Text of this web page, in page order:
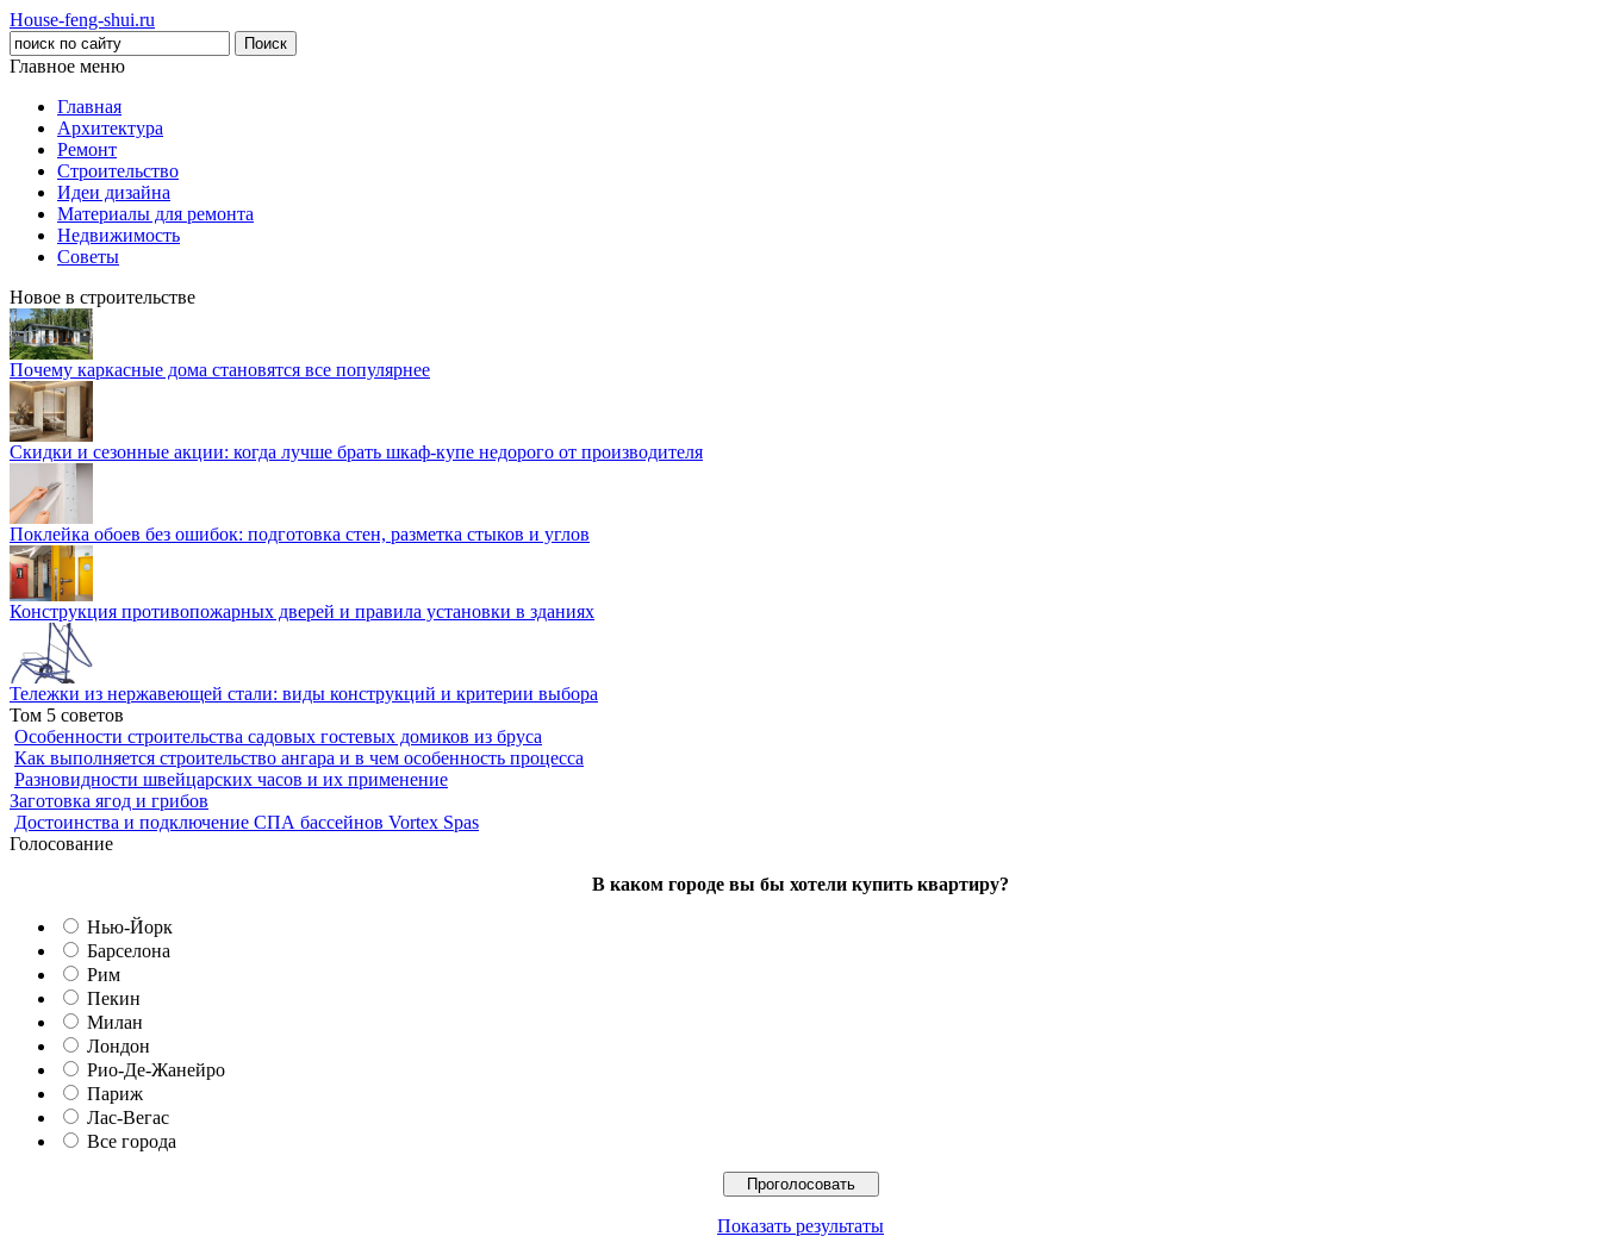
House-feng-shui.ru
Главное меню
Главная
Архитектура
Ремонт
Строительство
Идеи дизайна
Материалы для ремонта
Недвижимость
Советы
Новое в строительстве
Почему каркасные дома становятся все популярнее
Скидки и сезонные акции: когда лучше брать шкаф-купе недорого от производителя
Поклейка обоев без ошибок: подготовка стен, разметка стыков и углов
Конструкция противопожарных дверей и правила установки в зданиях
Тележки из нержавеющей стали: виды конструкций и критерии выбора
Том 5 советов
Особенности строительства садовых гостевых домиков из бруса
Как выполняется строительство ангара и в чем особенность процесса
Разновидности швейцарских часов и их применение
Заготовка ягод и грибов
Достоинства и подключение СПА бассейнов Vortex Spas
Голосование
В каком городе вы бы хотели купить квартиру?
Нью-Йорк
Барселона
Рим
Пекин
Милан
Лондон
Рио-Де-Жанейро
Париж
Лас-Вегас
Все города
Показать результаты